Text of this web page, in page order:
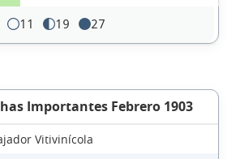
11 19 27
Importantes Febrero 1903
Vitivinícola